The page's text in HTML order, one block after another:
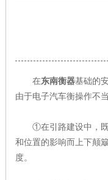
在东南衡器基础的
由于电子汽车衡操作不
①在引路建设中，既定
和位置的影响而上下颠
度。